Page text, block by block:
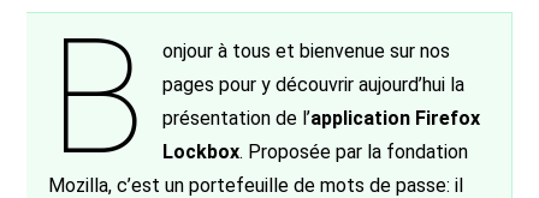
B
onjour à tous et bienvenue sur nos
pages pour y découvrir aujourd’hui la
présentation de l’application Firefox
Lockbox. Proposée par la fondation
Mozilla, c’est un portefeuille de mots de passe: il